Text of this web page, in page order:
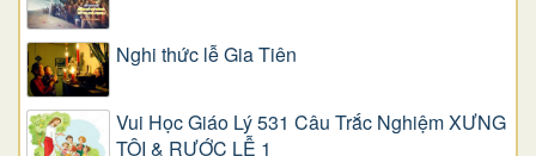
Nghi thức lễ Gia Tiên
Vui Học Giáo Lý 531 Câu Trắc Nghiệm XƯNG
TỘI & RƯỚC LỄ 1